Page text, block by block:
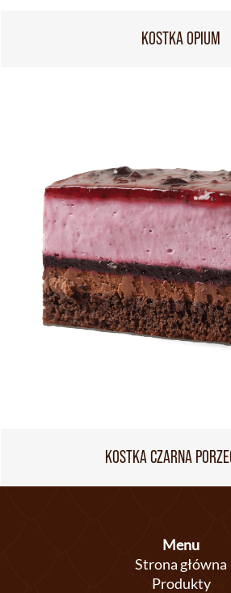
KOSTKA OPIUM
KOSTKA CZARNA
Menu
Strona główna
Produkty